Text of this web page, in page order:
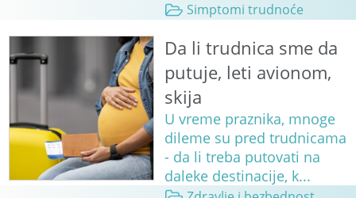
Simptomi trudnoće
Da li trudnica sme da
putuje, leti avionom,
skija
U vreme praznika, mnoge
dileme su pred trudnicama
- da li treba putovati na
daleke destinacije, k...